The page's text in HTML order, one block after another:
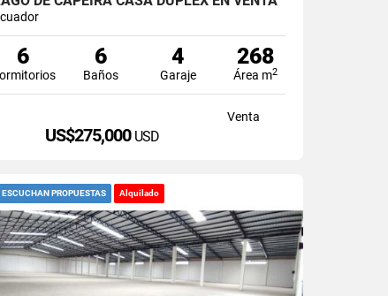
6 6
Baños
4
Garaje
268
Área m2
Venta
US$275,000 USD
ESCUCHAN PROPUESTAS Alquilado